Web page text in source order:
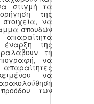
στιγμή τα
της
να
σπουδών
έναρξη της
τη
να
να
των